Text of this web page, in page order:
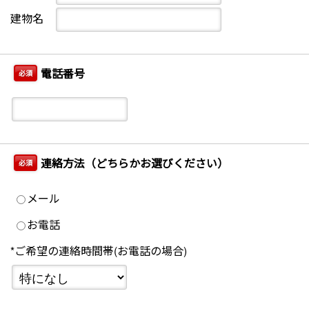
建物名
必須 電話番号
必須 連絡方法（どちらかお選びください）
メール
お電話
*ご希望の連絡時間帯(お電話の場合)